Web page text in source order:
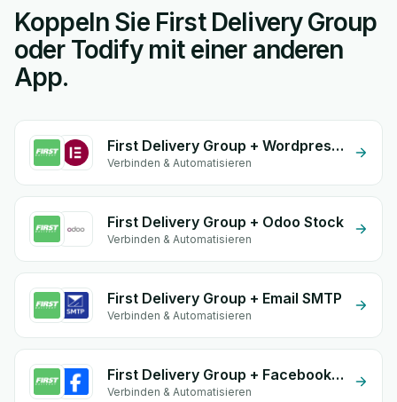
Koppeln Sie First Delivery Group
oder Todify mit einer anderen
App.
First Delivery Group + Wordpress Elementor
Verbinden & Automatisieren
First Delivery Group + Odoo Stock
Verbinden & Automatisieren
First Delivery Group + Email SMTP
Verbinden & Automatisieren
First Delivery Group + Facebook Commerce
Verbinden & Automatisieren